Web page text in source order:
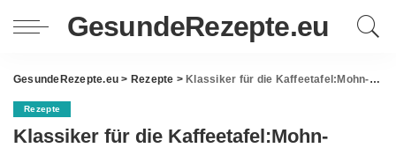
GesundeRezepte.eu
GesundeRezepte.eu > Rezepte > Klassiker für die Kaffeetafel:Mohn-Marzipan-Torte wie von Oma
Rezepte
Klassiker für die Kaffeetafel:Mohn-